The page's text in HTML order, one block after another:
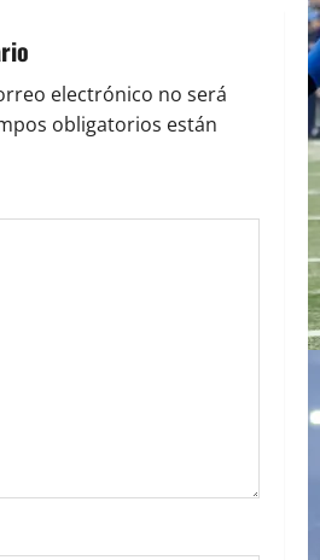
electrónico no será
obligatorios están